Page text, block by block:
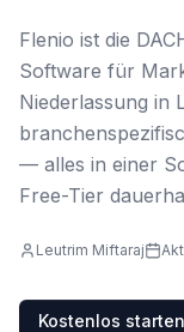
Flenio ist die
Software für
Niederlassung in
— alles in einer
Free-Tier
Leutrim Miftaraj
Kostenlos starten